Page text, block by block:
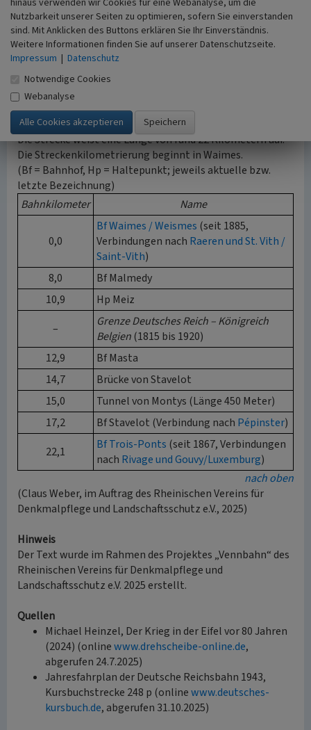
2006 stillgelegt.
Die Trasse der ehemaligen Bahnstrecke wurde 2010 in
einen Radweg des RAVeL umgebaut. Er trägt die Nummer
L45 (entsprechend der Nummerierung belgischer
Eisenbahnstrecken).
Betriebsstellen
Die Strecke weist eine Länge von rund 22 Kilometern auf.
Die Streckenkilometrierung beginnt in Waimes.
(Bf = Bahnhof, Hp = Haltepunkt; jeweils aktuelle bzw.
letzte Bezeichnung)
Bahnkilometer
Name
0,0
Bf Waimes / Weismes (seit 1885,
Verbindungen nach Raeren und St. Vith /
Saint-Vith)
8,0
Bf Malmedy
10,9
Hp Meiz
–
Grenze Deutsches Reich – Königreich
Belgien(1815 bis 1920)
12,9
Bf Masta
14,7
Brücke von Stavelot
15,0
Tunnel von Montys (Länge 450 Meter)
17,2
Bf Stavelot (Verbindung nach Pépinster)
22,1
Bf Trois-Ponts (seit 1867, Verbindungen
nach Rivage und Gouvy/Luxemburg)
nach oben
(Claus Weber, im Auftrag des Rheinischen Vereins für
Denkmalpflege und Landschaftsschutz e.V., 2025)
Hinweis
Der Text wurde im Rahmen des Projektes „Vennbahn“ des
Rheinischen Vereins für Denkmalpflege und
Landschaftsschutz e.V. 2025 erstellt.
Quellen
Michael Heinzel, Der Krieg in der Eifel vor 80 Jahren
(2024) (onlinewww.drehscheibe-online.de,
abgerufen 24.7.2025)
Jahresfahrplan der Deutsche Reichsbahn 1943,
Kursbuchstrecke 248 p (onlinewww.deutsches-
kursbuch.de, abgerufen 31.10.2025)
hinaus verwenden wir Cookies für eine Webanalyse, um die
Nutzbarkeit unserer Seiten zu optimieren, sofern Sie einverstanden
sind. Mit Anklicken des Buttons erklären Sie Ihr Einverständnis.
Weitere Informationen finden Sie auf unserer Datenschutzseite.
Impressum | Datenschutz
Notwendige Cookies
Webanalyse